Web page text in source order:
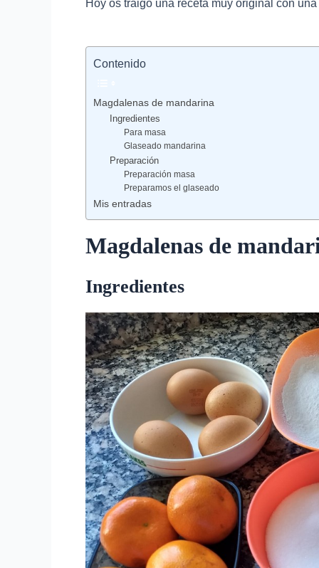
Hoy os traigo una receta muy original con
Contenido
Magdalenas de mandarina
Ingredientes
Para masa
Glaseado mandarina
Preparación
Preparación masa
Preparamos el glaseado
Mis entradas
Magdalenas de
Ingredientes